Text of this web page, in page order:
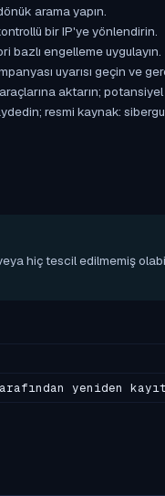
arama yapın.
bir IP'ye yönlendirin.
bazlı engelleme uygulayın.
uyarısı geçin ve
aktarın;
resmi kaynak:
hiç tescil edilmemiş
yeniden